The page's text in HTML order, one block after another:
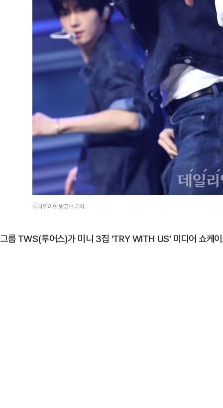
ⓒ데일리안 방규현 기자
그룹 TWS(투어스)가 미니 3집 ‘TRY WITH US’ 미디어 쇼케